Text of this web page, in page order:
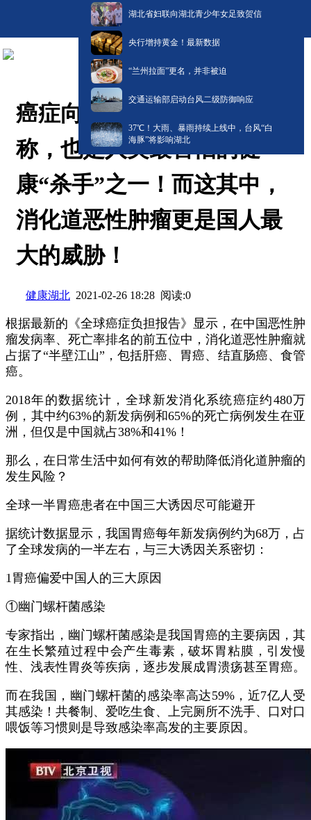
湖北省妇联向湖北青少年女足致贺信
央行增持黄金！最新数据
“兰州拉面”更名，并非被迫
交通运输部启动台风二级防御响应
​37℃！大雨、暴雨持续上线中，台风“白
海豚”将影响湖北
癌症向来被冠以“绝症”之
称，也是人类最害怕的健
康“杀手”之一！而这其中，
消化道恶性肿瘤更是国人最
大的威胁！
健康湖北 2021-02-26 18:28 阅读:0
根据最新的《全球癌症负担报告》显示，在中国恶性肿
瘤发病率、死亡率排名的前五位中，消化道恶性肿瘤就
占据了“半壁江山”，包括肝癌、胃癌、结直肠癌、食管
癌。
2018年的数据统计，全球新发消化系统癌症约480万
例，其中约63%的新发病例和65%的死亡病例发生在亚
洲，但仅是中国就占38%和41%！
那么，在日常生活中如何有效的帮助降低消化道肿瘤的
发生风险？
全球一半胃癌患者在中国三大诱因尽可能避开
据统计数据显示，我国胃癌每年新发病例约为68万，占
了全球发病的一半左右，与三大诱因关系密切：
1胃癌偏爱中国人的三大原因
①幽门螺杆菌感染
专家指出，幽门螺杆菌感染是我国胃癌的主要病因，其
在生长繁殖过程中会产生毒素，破坏胃粘膜，引发慢
性、浅表性胃炎等疾病，逐步发展成胃溃疡甚至胃癌。
而在我国，幽门螺杆菌的感染率高达59%，近7亿人受
其感染！共餐制、爱吃生食、上完厕所不洗手、口对口
喂饭等习惯则是导致感染率高发的主要原因。